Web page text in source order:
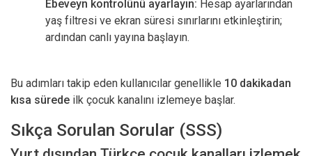
Ebeveyn kontrolünü ayarlayın: Hesap ayarlarından
yaş filtresi ve ekran süresi sınırlarını etkinleştirin;
ardından canlı yayına başlayın.
Bu adımları takip eden kullanıcılar genellikle 10 dakikadan
kısa sürede ilk çocuk kanalını izlemeye başlar.
Sıkça Sorulan Sorular (SSS)